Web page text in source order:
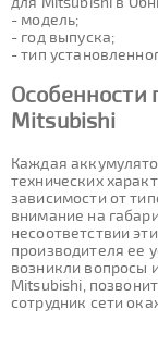
- модель;
- год выпуска;
- тип
Особенности
Mitsubishi
Каждая
технических
зависимости от
внимание на
несоответствии
производителя ее
возникли вопросы
Mitsubishi,
сотрудник сети